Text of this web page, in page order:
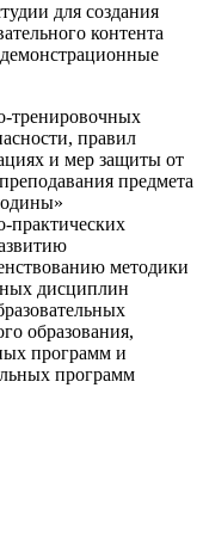
для создания
контента
тренировочных
правил
и мер защиты от
предмета
практических
методики
дисциплин
образования,
программ и
программ